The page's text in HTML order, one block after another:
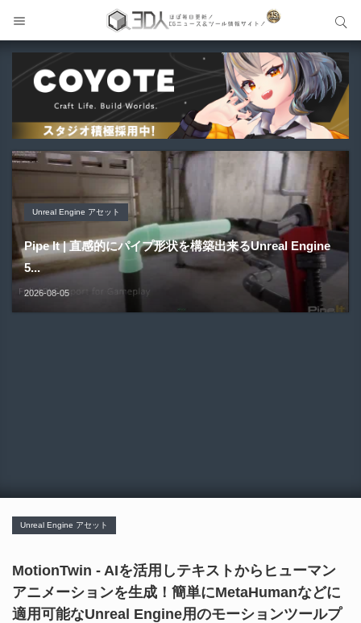
Unreal Engine アセット
Pipe It | 直感的にパイプ形状を構築出来るUnreal Engine
5...
2026-08-05
Unreal Engine アセット
Directive Utilities | ブループリントライブラリやエディタ
ス...
2026-08-03
Unity 本
Unityエフェクトレシピブック パーツを組み合わせて作れ
る | ktk.kum...
2026-08-03
アセット-Asset
SiroinoSotai | 完全無料＆CC0 で商用利用OKなVRChat
向け...
2026-08-02
Blender アドオン
Bioform | 現役臨床医の3DCGアーティストが実際の解剖
学に基づいて構築...
2026-08-01
Unreal Engine アセット
MotionTwin - AIを活用しテキストからヒューマン
アニメーションを生成！簡単にMetaHumanなどに
適用可能なUnreal Engine用のモーションツールプ
サイト内検索